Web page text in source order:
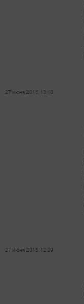
27 июня 2015, 13:40
27 июня 2015, 12:39